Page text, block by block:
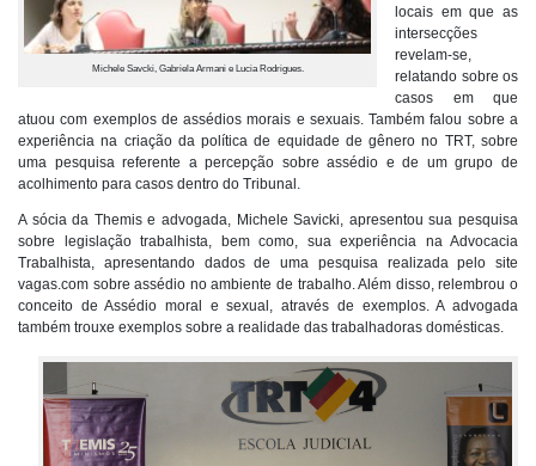
Michele Savcki, Gabriela Armani e Lucia Rodrigues.
locais em que as
intersecções
revelam-se,
relatando sobre os
casos em que
atuou com exemplos de assédios morais e sexuais. Também falou sobre a
experiência na criação da política de equidade de gênero no TRT, sobre
uma pesquisa referente a percepção sobre assédio e de um grupo de
acolhimento para casos dentro do Tribunal.
A sócia da Themis e advogada, Michele Savicki, apresentou sua pesquisa
sobre legislação trabalhista, bem como, sua experiência na Advocacia
Trabalhista, apresentando dados de uma pesquisa realizada pelo site
vagas.com sobre assédio no ambiente de trabalho. Além disso, relembrou o
conceito de Assédio moral e sexual, através de exemplos. A advogada
também trouxe exemplos sobre a realidade das trabalhadoras domésticas.